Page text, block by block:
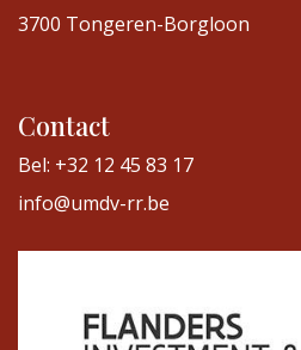
3700 Tongeren-Borgloon
Contact
Bel: +32 12 45 83 17
info@umdv-rr.be